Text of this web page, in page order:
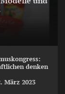
denken
März 2023